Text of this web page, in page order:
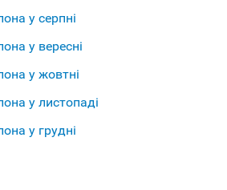
у серпні
у вересні
у жовтні
у листопаді
у грудні